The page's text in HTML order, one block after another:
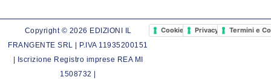
Copyright © 2026 EDIZIONI IL
FRANGENTE SRL | P.IVA 11935200151
| Iscrizione Registro imprese REA MI
1508732 |
Cookie PolicyPrivacy PolicyTermini e